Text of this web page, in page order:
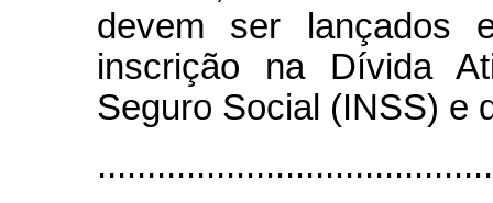
devem ser lançados
inscrição na Dívida
Seguro Social (INSS) e